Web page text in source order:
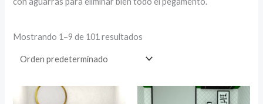
Mostrando 1–9 de 101 resultados
Rango